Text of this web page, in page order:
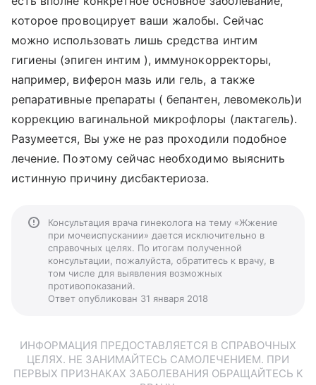
которое провоцирует ваши жалобы. Сейчас
можно использовать лишь средства интим
гигиены (эпиген интим ), иммунокорректоры,
например, виферон мазь или гель, а также
репаративные препараты ( бепантен, левомеколь)и
коррекцию вагинальной микрофлоры (лактагель).
Разумеется, Вы уже не раз проходили подобное
лечение. Поэтому сейчас необходимо выяснить
истинную причину дисбактериоза.
Консультация врача гинеколога на тему «Жжение
при мочеиспускании» дается исключительно в
справочных целях. По итогам полученной
консультации, пожалуйста, обратитесь к врачу, в
том числе для выявления возможных
противопоказаний.
Ответ опубликован 31 января 2018
ИНФОРМАЦИЯ ПРЕДОСТАВЛЯЕТСЯ В СПРАВОЧНЫХ
ЦЕЛЯХ. НЕ ЗАНИМАЙТЕСЬ САМОЛЕЧЕНИЕМ. ПРИ
ПЕРВЫХ ПРИЗНАКАХ ЗАБОЛЕВАНИЯ ОБРАЩАЙТЕСЬ К